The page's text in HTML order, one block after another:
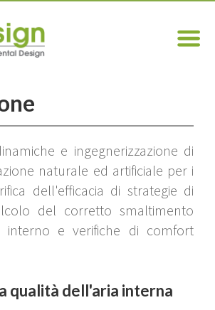
e ingegnerizzazione di
naturale ed artificiale per i
dell'efficacia di strategie di
del corretto smaltimento
interno e verifiche di comfort
qualità dell'aria interna